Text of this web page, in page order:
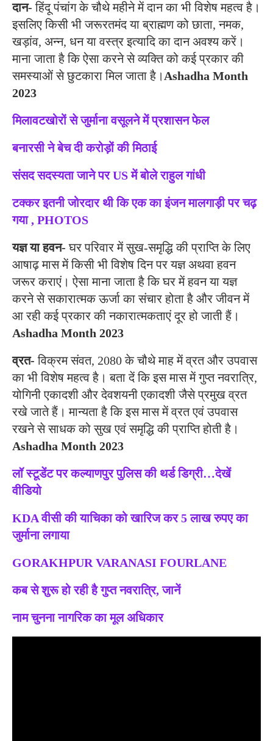
दान-हिंदू पंचांग के चौथे महीने में दान का भी विशेष महत्व है।
इसलिए किसी भी जरूरतमंद या ब्राह्मण को छाता, नमक,
खड़ांव, अन्न, धन या वस्त्र इत्यादि का दान अवश्य करें।
माना जाता है कि ऐसा करने से व्यक्ति को कई प्रकार की
समस्याओं से छुटकारा मिल जाता है। Ashadha Month
2023
मिलावटखोरों से जुर्माना वसूलने में प्रशासन फेल
बनारसी ने बेच दी करोड़ों की मिठाई
संसद सदस्यता जाने पर US में बोले राहुल गांधी
टक्कर इतनी जोरदार थी कि एक का इंजन मालगाड़ी पर चढ़
गया , PHOTOS
यज्ञ या हवन-घर परिवार में सुख-समृद्धि की प्राप्ति के लिए
आषाढ़ मास में किसी भी विशेष दिन पर यज्ञ अथवा हवन
जरूर कराएं। ऐसा माना जाता है कि घर में हवन या यज्ञ
करने से सकारात्मक ऊर्जा का संचार होता है और जीवन में
आ रही कई प्रकार की नकारात्मकताएं दूर हो जाती हैं।
Ashadha Month 2023
व्रत-विक्रम संवत, 2080 के चौथे माह में व्रत और उपवास
का भी विशेष महत्व है। बता दें कि इस मास में गुप्त नवरात्रि,
योगिनी एकादशी और देवशयनी एकादशी जैसे प्रमुख व्रत
रखे जाते हैं। मान्यता है कि इस मास में व्रत एवं उपवास
रखने से साधक को सुख एवं समृद्धि की प्राप्ति होती है।
Ashadha Month 2023
लॉ स्टूडेंट पर कल्याणपुर पुलिस की थर्ड डिग्री…देखें
वीडियो
KDA वीसी की याचिका को खारिज कर 5 लाख रुपए का
जुर्माना लगाया
GORAKHPUR VARANASI FOURLANE
कब से शुरू हो रही है गुप्त नवरात्रि, जानें
नाम चुनना नागरिक का मूल अधिकार